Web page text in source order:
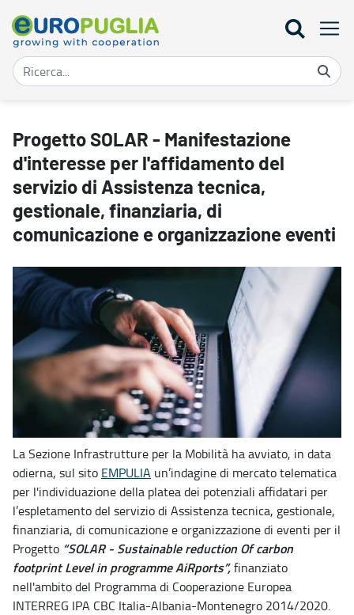
Progetto SOLAR - Manifestazione
d'interesse per l'affidamento del
servizio di Assistenza tecnica,
gestionale, finanziaria, di
comunicazione e organizzazione eventi
La Sezione Infrastrutture per la Mobilità ha avviato, in data
odierna, sul sito EMPULIA un’indagine di mercato telematica
per l'individuazione della platea dei potenziali affidatari per
l’espletamento del servizio di Assistenza tecnica, gestionale,
finanziaria, di comunicazione e organizzazione di eventi per il
Progetto “SOLAR - Sustainable reduction Of carbon
footprint Level in programme AiRports”,finanziato
nell'ambito del Programma di Cooperazione Europea
INTERREG IPA CBC Italia-Albania-Montenegro 2014/2020.